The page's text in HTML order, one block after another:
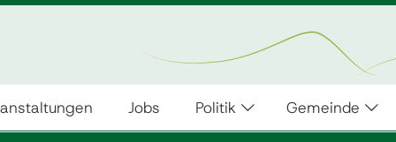
Jobs Politik Gemeinde